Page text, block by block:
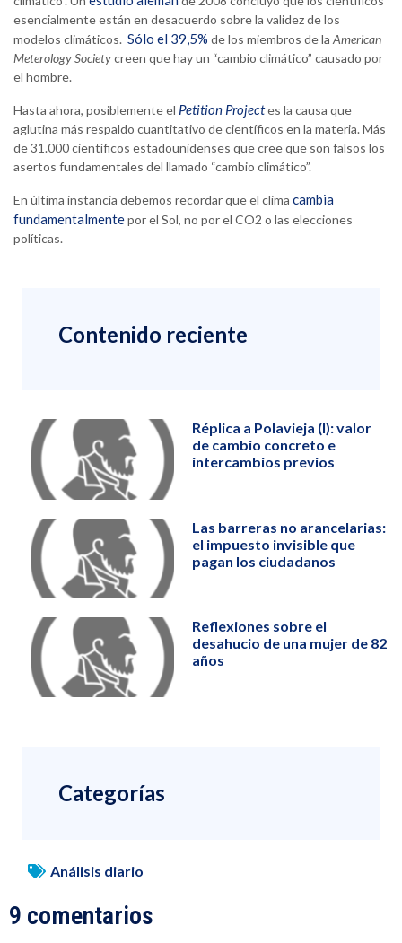
esencialmente están en desacuerdo sobre la validez de los
modelos climáticos. Sólo el 39,5% de los miembros de la American
Meterology Societycreen que hay un “cambio climático” causado por
el hombre.
Hasta ahora, posiblemente el Petition Projectes la causa que
aglutina más respaldo cuantitativo de científicos en la materia. Más
de 31.000 científicos estadounidenses que cree que son falsos los
asertos fundamentales del llamado “cambio climático”.
En última instancia debemos recordar que el clima cambia
fundamentalmentepor el Sol, no por el CO2 o las elecciones
políticas.
Contenido reciente
Réplica a Polavieja (I): valor
de cambio concreto e
intercambios previos
Las barreras no arancelarias:
el impuesto invisible que
pagan los ciudadanos
Reflexiones sobre el
desahucio de una mujer de 82
años
Categorías
Análisis diario
9 comentarios